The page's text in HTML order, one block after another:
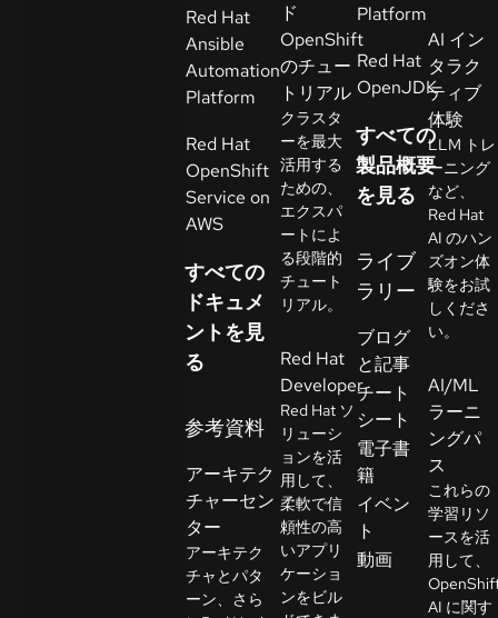
者
ト
ラ
イ
ア
ル
の
始
お
問
合
わ
言
語
の
選
択
Red Hat
Ansible
Automation
Platform
Red Hat
OpenShift
Service on
AWS
すべての
ドキュメ
ントを見
る
参考資料
アーキテク
チャーセン
ター
アーキテク
チャとパタ
ーン、さら
ド
OpenShift
のチュー
トリアル
クラスタ
ーを最大
活用する
ための、
エクスパ
ートによ
る段階的
チュート
リアル。
Red Hat
Developer
Red Hat ソ
リューシ
ョンを活
用して、
柔軟で信
頼性の高
いアプリ
ケーショ
ンをビル
Platform
Red Hat
OpenJDK
すべての
製品概要
を見る
ライブ
ラリー
ブログ
と記事
チート
シート
電子書
籍
イベン
ト
動画
AI イン
タラク
ティブ
体験
LLM トレ
ーニング
など、
Red Hat
AI のハン
ズオン体
験をお試
しくださ
い。
AI/ML
ラーニ
ングパ
ス
これらの
学習リソ
ースを活
用して、
AI に関す